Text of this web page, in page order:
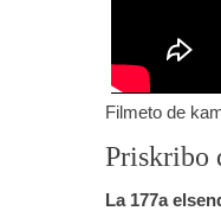
Filmeto de
Priskribo
La 177a